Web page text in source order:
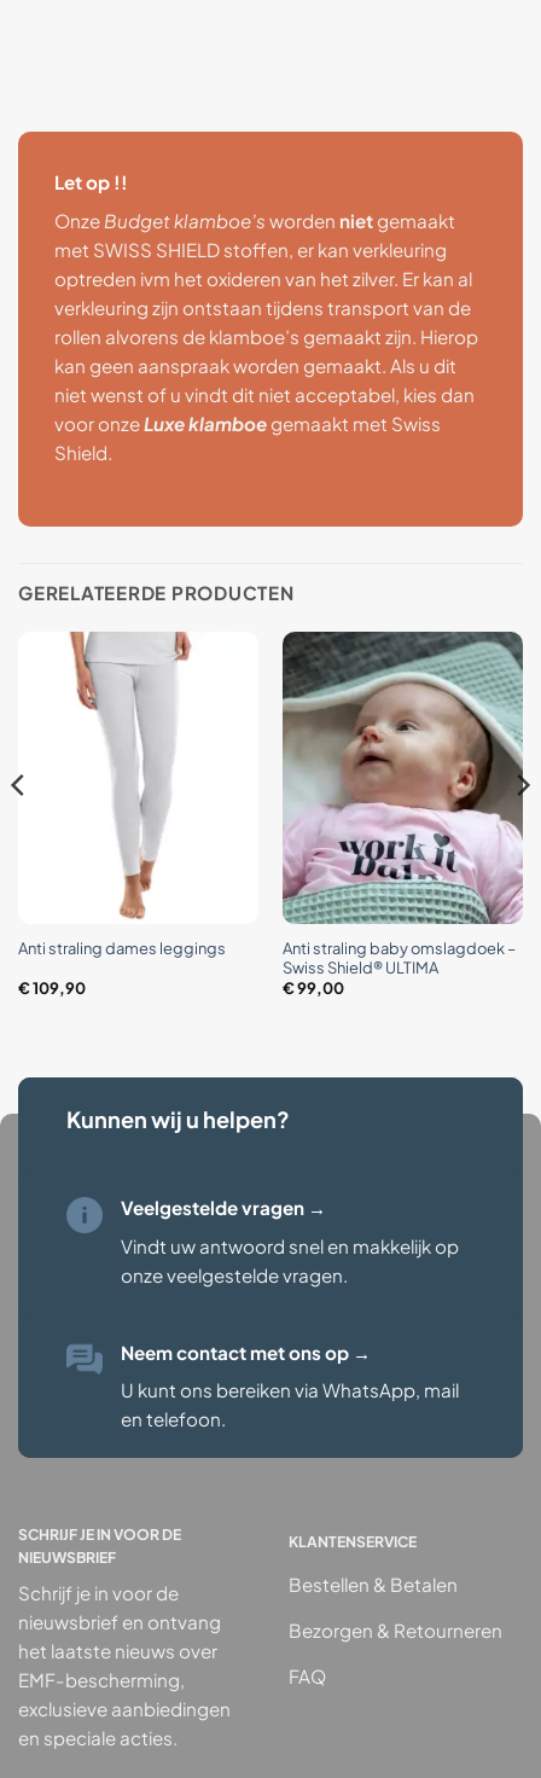
Let op !!
Onze Budget klamboe’s worden nietgemaakt
met SWISS SHIELD stoffen, er kan verkleuring
optreden ivm het oxideren van het zilver. Er kan al
verkleuring zijn ontstaan tijdens transport van de
rollen alvorens de klamboe’s gemaakt zijn. Hierop
kan geen aanspraak worden gemaakt. Als u dit
niet wenst of u vindt dit niet acceptabel, kies dan
voor onze Luxe klamboegemaakt met Swiss
Shield.
GERELATEERDE PRODUCTEN
Anti straling dames leggings
€109,90
Anti straling baby omslagdoek –
Swiss Shield® ULTIMA
€99,00
Kunnen wij u helpen?
Veelgestelde vragen →
Vindt uw antwoord snel en makkelijk op
onze veelgestelde vragen.
Neem contact met ons op →
U kunt ons bereiken via WhatsApp, mail
en telefoon.
SCHRIJF JE IN VOOR DE
NIEUWSBRIEF
Schrijf je in voor de
nieuwsbrief en ontvang
het laatste nieuws over
EMF-bescherming,
exclusieve aanbiedingen
en speciale acties.
KLANTENSERVICE
Bestellen & Betalen
Bezorgen & Retourneren
FAQ